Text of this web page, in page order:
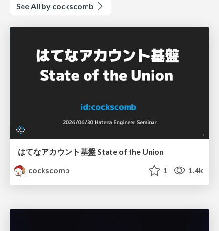
See All by cockscomb
はてなアカウント基盤 State of the Union
cockscomb
1 1.4k